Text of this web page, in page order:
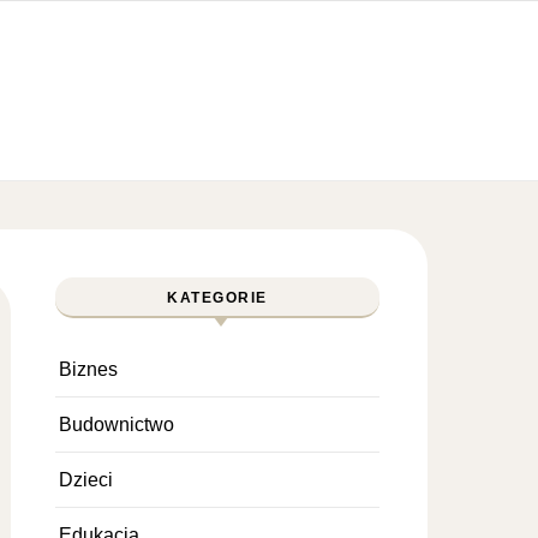
KATEGORIE
Biznes
Budownictwo
Dzieci